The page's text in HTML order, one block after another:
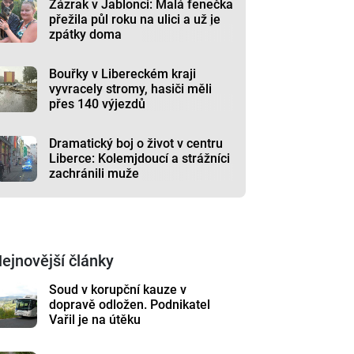
Zázrak v Jablonci: Malá fenečka
přežila půl roku na ulici a už je
zpátky doma
Bouřky v Libereckém kraji
vyvracely stromy, hasiči měli
přes 140 výjezdů
Dramatický boj o život v centru
Liberce: Kolemjdoucí a strážníci
zachránili muže
články
Soud v korupční kauze v
dopravě odložen. Podnikatel
Vařil je na útěku